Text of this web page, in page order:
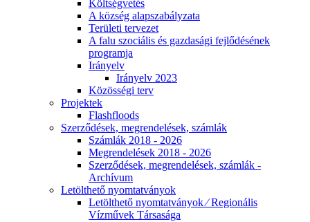
Költségvetés
A község alapszabályzata
Területi tervezet
A falu szociális és gazdasági fejlődésének
programja
Irányelv
Irányelv 2023
Közösségi terv
Projektek
Flashfloods
Szerződések, megrendelések, számlák
Számlák 2018 - 2026
Megrendelések 2018 - 2026
Szerződések, megrendelések, számlák -
Archívum
Letölthető nyomtatványok
Letölthető nyomtatványok ⁄ Regionális
Vízművek Társasága